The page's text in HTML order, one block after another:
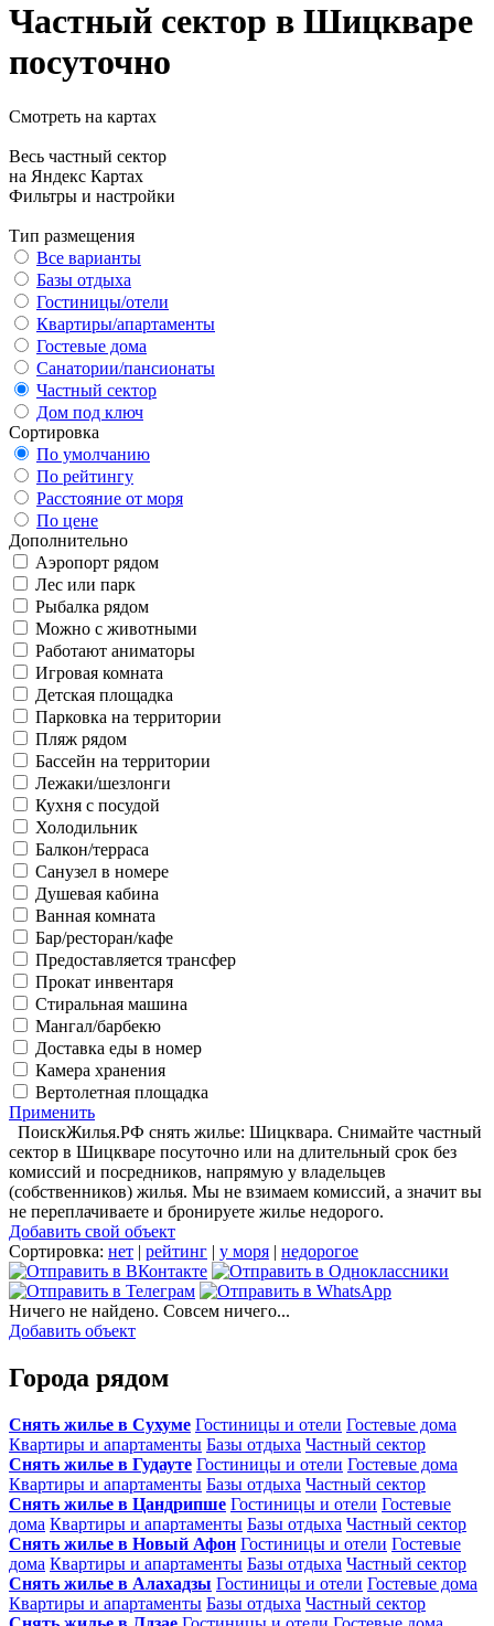
Частный сектор в Шицкваре
посуточно
Смотреть на картах
Весь частный сектор
на Яндекс Картах
Фильтры и настройки
Тип размещения
Все варианты
Базы отдыха
Гостиницы/отели
Квартиры/апартаменты
Гостевые дома
Санатории/пансионаты
Частный сектор
Дом под ключ
Сортировка
По умолчанию
По рейтингу
Расстояние от моря
По цене
Дополнительно
Аэропорт рядом
Лес или парк
Рыбалка рядом
Можно с животными
Работают аниматоры
Игровая комната
Детская площадка
Парковка на территории
Пляж рядом
Бассейн на территории
Лежаки/шезлонги
Кухня с посудой
Холодильник
Балкон/терраса
Санузел в номере
Душевая кабина
Ванная комната
Бар/ресторан/кафе
Предоставляется трансфер
Прокат инвентаря
Стиральная машина
Мангал/барбекю
Доставка еды в номер
Камера хранения
Вертолетная площадка
Применить
ПоискЖилья.РФ снять жилье: Шицквара. Снимайте частный
сектор в Шицкваре посуточно или на длительный срок без
комиссий и посредников, напрямую у владельцев
(собственников) жилья. Мы не взимаем комиссий, а значит вы
не переплачиваете и бронируете жилье недорого.
Добавить свой объект
Сортировка: нет | рейтинг | у моря | недорогое
Ничего не найдено. Совсем ничего...
Добавить объект
Города рядом
Снять жилье в Сухуме Гостиницы и отели Гостевые дома
Квартиры и апартаменты Базы отдыха Частный сектор
Снять жилье в Гудауте Гостиницы и отели Гостевые дома
Квартиры и апартаменты Базы отдыха Частный сектор
Снять жилье в Цандрипше Гостиницы и отели Гостевые
дома Квартиры и апартаменты Базы отдыха Частный сектор
Снять жилье в Новый Афон Гостиницы и отели Гостевые
дома Квартиры и апартаменты Базы отдыха Частный сектор
Снять жилье в Алахадзы Гостиницы и отели Гостевые дома
Квартиры и апартаменты Базы отдыха Частный сектор